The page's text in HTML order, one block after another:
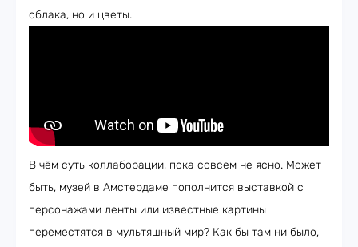
облака, но и цветы.
В чём суть коллаборации, пока совсем не ясно. Может
быть, музей в Амстердаме пополнится выставкой с
персонажами ленты или известные картины
переместятся в мультяшный мир? Как бы там ни было,